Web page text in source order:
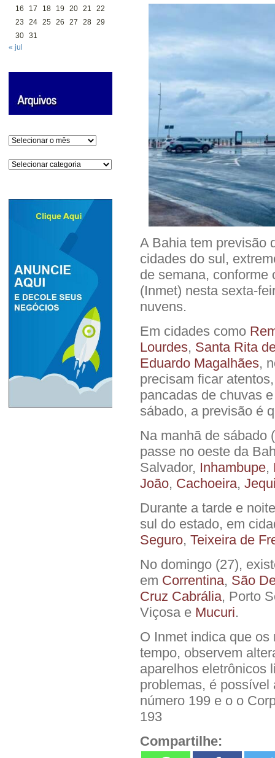
16
17 18 19 20 21
22
23
24 25 26 27 28 29
30 31
« jul
Arquivos
Categorias
A Bahia tem previsão
cidades do sul,
de semana, conforme
(Inmet) nesta sexta-
nuvens.
Em cidades como
Lourdes, Santa Rita
Eduardo Magalhães,
precisam ficar
pancadas de chuvas
sábado, a previsão é
Na manhã de sábado
passe no oeste da
Salvador, Inhambupe,
João, Cachoeira,
Durante a tarde e
sul do estado, em
Seguro, Teixeira de
No domingo (27),
em Correntina, São
Cruz Cabrália, Porto
Viçosa e Mucuri.
O Inmet indica que
tempo, observem
aparelhos eletrônicos
problemas, é
número 199 e o o
193
Compartilhe: